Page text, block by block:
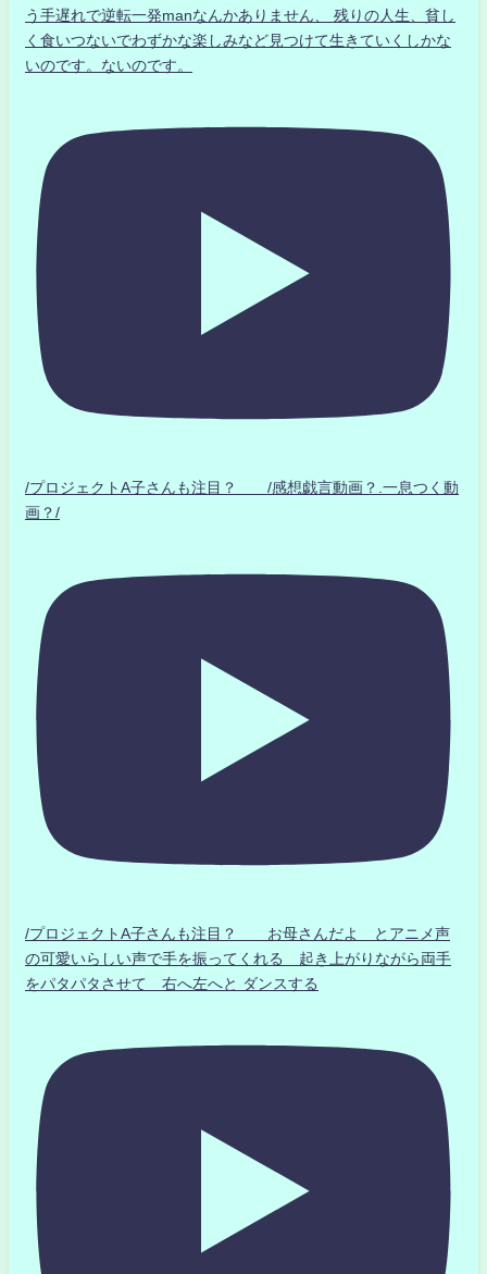
う手遅れで逆転一発manなんかありません、 残りの人生、貧し
く食いつないでわずかな楽しみなど見つけて生きていくしかな
いのです。ないのです。
/プロジェクトA子さんも注目？ /感想戯言動画？.一息つく動
画？/
/プロジェクトA子さんも注目？ お母さんだよ とアニメ声
の可愛いらしい声で手を振ってくれる 起き上がりながら両手
をパタパタさせて 右へ左へと ダンスする